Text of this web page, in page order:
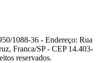
1088-36 - Endereço: Rua
Franca/SP - CEP 14.403-
reservados.